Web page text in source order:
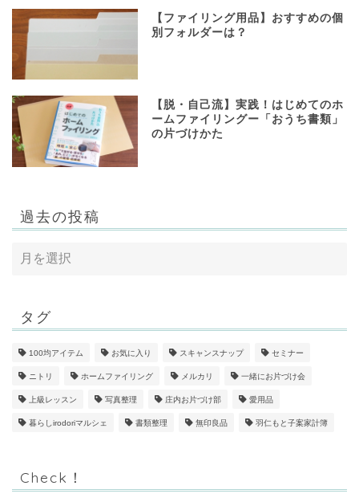
【ファイリング用品】おすすめの個
別フォルダーは？
【脱・自己流】実践！はじめてのホ
ームファイリングー「おうち書類」
の片づけかた
過去の投稿
タグ
100均アイテム お気に入り スキャンスナップ セミナー
ニトリ ホームファイリング メルカリ 一緒にお片づけ会
上級レッスン 写真整理 庄内お片づけ部 愛用品
暮らしirodoriマルシェ 書類整理 無印良品 羽仁もと子案家計簿
Check！